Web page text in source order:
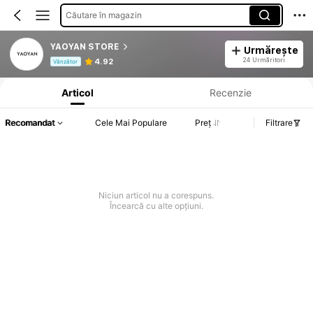
Căutare în magazin
YAOYAN STORE
Vânzător 4.92
Urmărește
24 Urmăritori
Informații despre produs: Divulgarea prețului, detalii privind vânzările și stocul.
Articol Recenzie
Recomandat Cele Mai Populare Preț Filtrare
Niciun articol nu a corespuns.
Încearcă cu alte opțiuni.